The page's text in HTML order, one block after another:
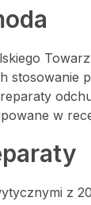
stosowanie
w
z